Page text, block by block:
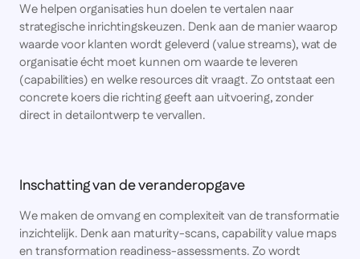
We helpen organisaties hun doelen te vertalen naar
strategische inrichtingskeuzen. Denk aan de manier waarop
waarde voor klanten wordt geleverd (value streams), wat de
organisatie écht moet kunnen om waarde te leveren
(capabilities) en welke resources dit vraagt. Zo ontstaat een
concrete koers die richting geeft aan uitvoering, zonder
direct in detailontwerp te vervallen.
Inschatting van de veranderopgave
We maken de omvang en complexiteit van de transformatie
inzichtelijk. Denk aan maturity-scans, capability value maps
en transformation readiness-assessments. Zo wordt